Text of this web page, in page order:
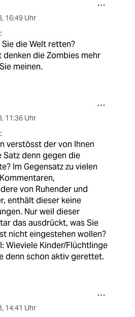
, 16:49 Uhr
die Welt retten?
denken die Zombies mehr
meinen.
, 11:36 Uhr
verstösst der von Ihnen
Satz denn gegen die
Im Gegensatz zu vielen
von Ruhender und
enthält dieser keine
Nur weil dieser
das ausdrückt, was Sie
nicht eingestehen wollen?
Wieviele Kinder/Flüchtlinge
denn schon aktiv gerettet.
, 14:41 Uhr